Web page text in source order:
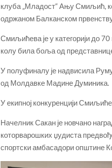
клуба „Младост“ Ању Смиљић,
одржаном Балканском
Смиљићева је у категорији до
колу била боља од
У полуфиналу је надвисила
од Молдавке Мадине Думиника.
У екипној конкуренцији
Начелник Сакан је новчано
которварошких џудиста
спортски амбасадори општине